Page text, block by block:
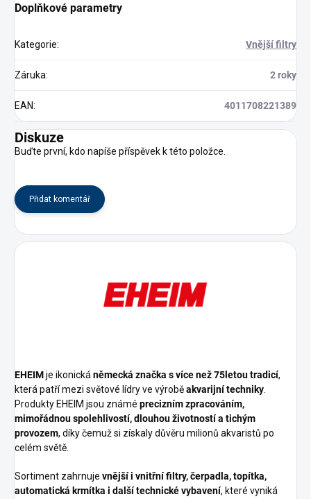
Doplňkové parametry
Kategorie: Vnější filtry
Záruka: 2 roky
EAN: 4011708221389
Diskuze
Buďte první, kdo napíše příspěvek k této položce.
Přidat komentář
EHEIMje ikonickáněmecká značka s více než 75letou tradicí,
která patří mezi světové lídry ve výroběakvarijní techniky.
Produkty EHEIM jsou známé precizním zpracováním,
mimořádnou spolehlivostí, dlouhou životností a tichým
provozem, díky čemuž si získaly důvěru milionů akvaristů po
celém světě.
Sortiment zahrnuje vnější i vnitřní filtry, čerpadla, topítka,
automatická krmítka i další technické vybavení, které vyniká